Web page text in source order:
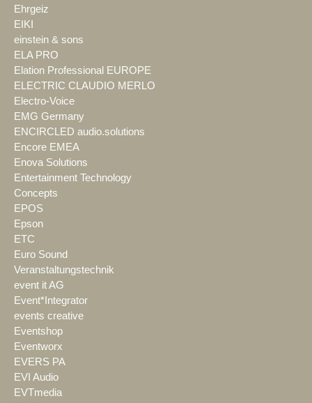
Ehrgeiz
EIKI
einstein & sons
ELA PRO
Elation Professional EUROPE
ELECTRIC CLAUDIO MERLO
Electro-Voice
EMG Germany
ENCIRCLED audio.solutions
Encore EMEA
Enova Solutions
Entertainment Technology
Concepts
EPOS
Epson
ETC
Euro Sound
Veranstaltungstechnik
event it AG
Event*Integrator
events creative
Eventshop
Eventworx
EVERS PA
EVI Audio
EVTmedia